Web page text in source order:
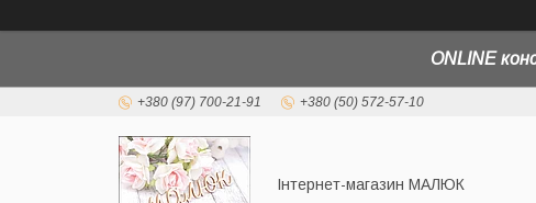
ONLINE
+380 (97) 700-21-91 +380 (50) 572-57-10
Інтернет-магазин МАЛЮК